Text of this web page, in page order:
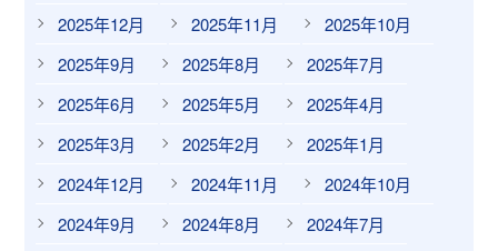
2025年12月
2025年11月
2025年10月
2025年9月
2025年8月
2025年7月
2025年6月
2025年5月
2025年4月
2025年3月
2025年2月
2025年1月
2024年12月
2024年11月
2024年10月
2024年9月
2024年8月
2024年7月